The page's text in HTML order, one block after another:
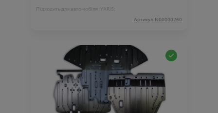
Підходить для автомобіля :YARIS;
Артикул:N00000260